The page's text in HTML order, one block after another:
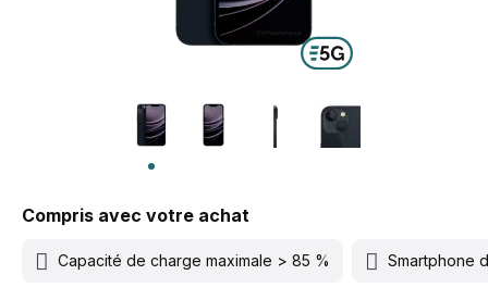
Compris avec votre achat
Capacité de charge maximale > 85 % Smartphone